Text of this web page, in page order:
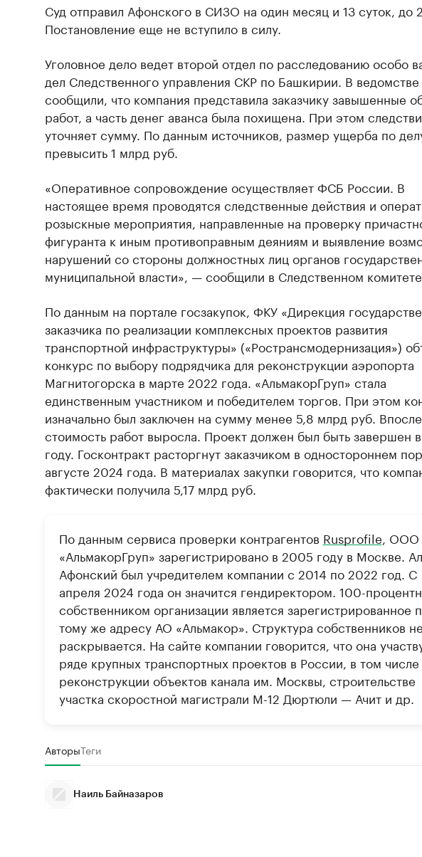
Суд отправил Афонского в СИЗО на один месяц и 13 суток, до
Постановление еще не вступило в силу.
Уголовное дело ведет второй отдел по расследованию особо
дел Следственного управления СКР по Башкирии. В ведомстве
сообщили, что компания представила заказчику завышенные
работ, а часть денег аванса была похищена. При этом
уточняет сумму. По данным источников, размер ущерба по
превысить 1 млрд руб.
«Оперативное сопровождение осуществляет ФСБ России. В
настоящее время проводятся следственные действия и
розыскные мероприятия, направленные на проверку
фигуранта к иным противоправным деяниям и выявление
нарушений со стороны должностных лиц органов
муниципальной власти», — сообщили в Следственном комитете.
По данным на портале госзакупок, ФКУ «Дирекция
заказчика по реализации комплексных проектов развития
транспортной инфраструктуры» («Ространсмодернизация»)
конкурс по выбору подрядчика для реконструкции аэропорта
Магнитогорска в марте 2022 года. «АльмакорГруп» стала
единственным участником и победителем торгов. При этом
изначально был заключен на сумму менее 5,8 млрд руб.
стоимость работ выросла. Проект должен был быть завершен
году. Госконтракт расторгнут заказчиком в одностороннем
августе 2024 года. В материалах закупки говорится, что
фактически получила 5,17 млрд руб.
По данным сервиса проверки контрагентов Rusprofile , ООО
«АльмакорГруп» зарегистрировано в 2005 году в Москве.
Афонский был учредителем компании с 2014 по 2022 год. С
апреля 2024 года он значится гендиректором. 100-
собственником организации является зарегистрированное
тому же адресу АО «Альмакор». Структура собственников не
раскрывается. На сайте компании говорится, что она
ряде крупных транспортных проектов в России, в том числе
реконструкции объектов канала им. Москвы, строительстве
участка скоростной магистрали М-12 Дюртюли — Ачит и др.
АвторыТеги
Наиль Байназаров